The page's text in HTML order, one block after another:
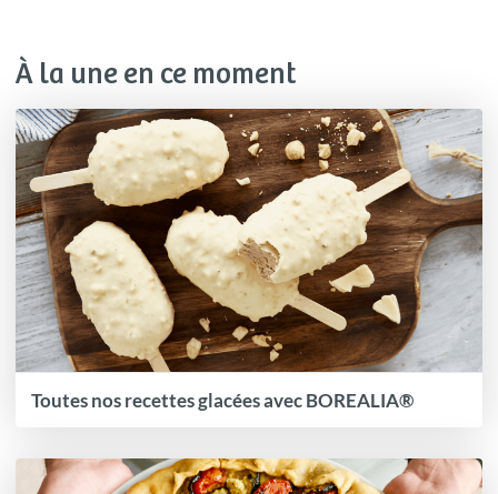
À la une en ce moment
Toutes nos recettes glacées avec BOREALIA®